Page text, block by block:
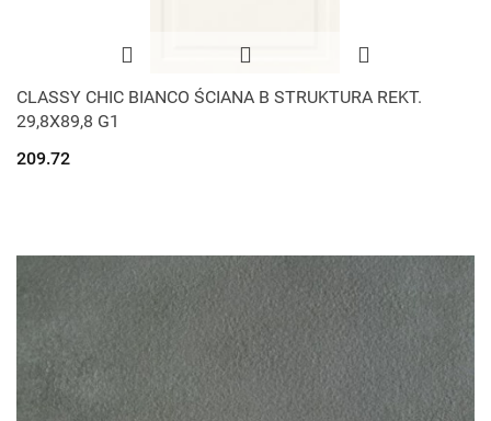
CLASSY CHIC BIANCO ŚCIANA B STRUKTURA REKT.
29,8X89,8 G1
209.72